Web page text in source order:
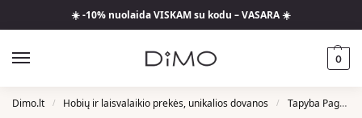
☀️ -10% nuolaida VISKAM su kodu – VASARA ☀️
0
Dimo.lt / Hobių ir laisvalaikio prekės, unikalios dovanos / Tapyba Pagal Skaičius